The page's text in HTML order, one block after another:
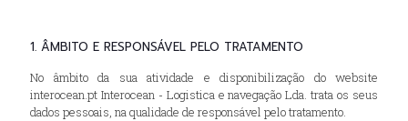
1. ÂMBITO E RESPONSÁVEL PELO TRATAMENTO
No âmbito da sua atividade e disponibilização do website
interocean.pt Interocean - Logistica e navegação Lda. trata os seus
dados pessoais, na qualidade de responsável pelo tratamento.